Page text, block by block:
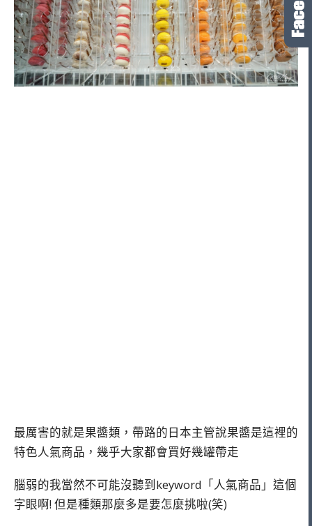
最厲害的就是果醬類，帶路的日本主管說果醬是這裡的
特色人氣商品，幾乎大家都會買好幾罐帶走
腦弱的我當然不可能沒聽到keyword「人氣商品」這個
字眼啊! 但是種類那麼多是要怎麼挑啦(笑)